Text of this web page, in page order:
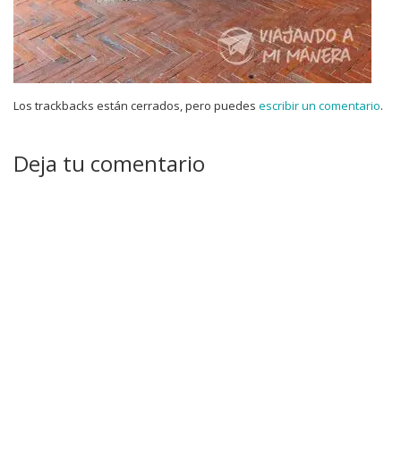
Los trackbacks están cerrados, pero puedes escribir un comentario.
Deja tu comentario